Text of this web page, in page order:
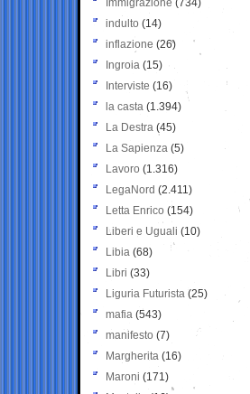
Immigrazione (734)
indulto (14)
inflazione (26)
Ingroia (15)
Interviste (16)
la casta (1.394)
La Destra (45)
La Sapienza (5)
Lavoro (1.316)
LegaNord (2.411)
Letta Enrico (154)
Liberi e Uguali (10)
Libia (68)
Libri (33)
Liguria Futurista (25)
mafia (543)
manifesto (7)
Margherita (16)
Maroni (171)